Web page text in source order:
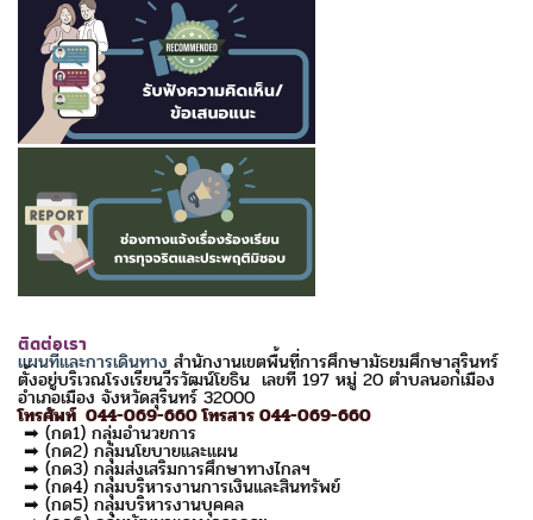
ติดต่อเรา
แผนที่และการเดินทางสำนักงานเขตพื้นที่การศึกษามัธยมศึกษาสุรินทร์
ตั้งอยู่บริเวณโรงเรียนวีรวัฒน์โยธิน เลขที่ 197 หมู่ 20 ตำบลนอกเมือง
อำเภอเมือง จังหวัดสุรินทร์ 32000
โทรศัพท์ 044-069-660 โทรสาร 044-069-660
➡ (กด1) กลุ่มอำนวยการ
➡ (กด2) กลุ่มนโยบายและแผน
➡ (กด3) กลุ่มส่งเสริมการศึกษาทางไกลฯ
➡ (กด4) กลุ่มบริหารงานการเงินและสินทรัพย์
➡ (กด5) กลุ่มบริหารงานบุคคล